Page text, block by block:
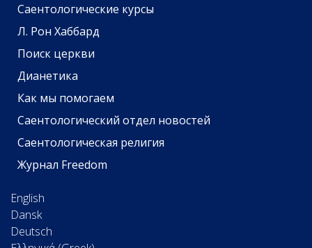
Саентологические курсы
Л. Рон Хаббард
Поиск церкви
Дианетика
Как мы помогаем
Саентологический отдел новостей
Саентологическая религия
Журнал Freedom
English
Dansk
Deutsch